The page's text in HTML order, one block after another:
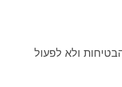
ולא לפעול